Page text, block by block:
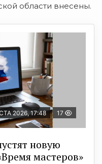
области внесены.
2026, 17:48 17
новую
мастеров»